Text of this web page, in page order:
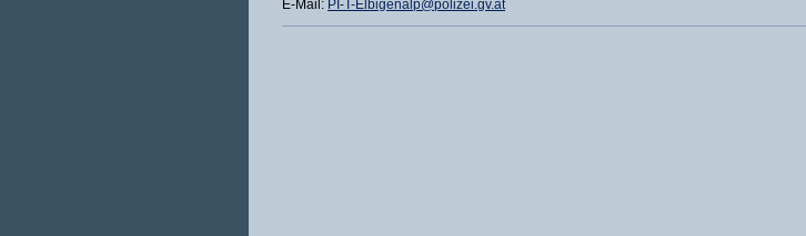
E-Mail: PI-T-Elbigenalp@polizei.gv.at